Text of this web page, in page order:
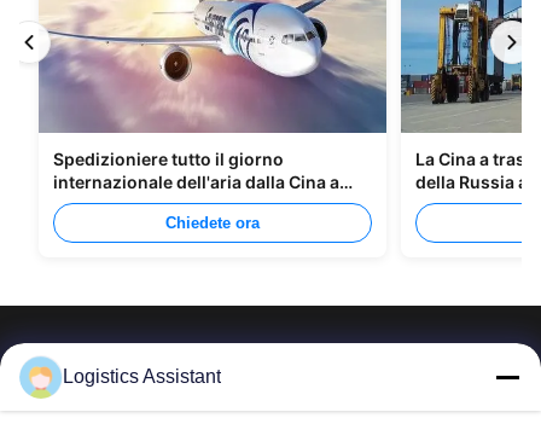
Spedizioniere tutto il giorno
internazionale dell'aria dalla Cina a
Manila
Chiedete ora
La Cina a
della Russia
Logistics Assistant